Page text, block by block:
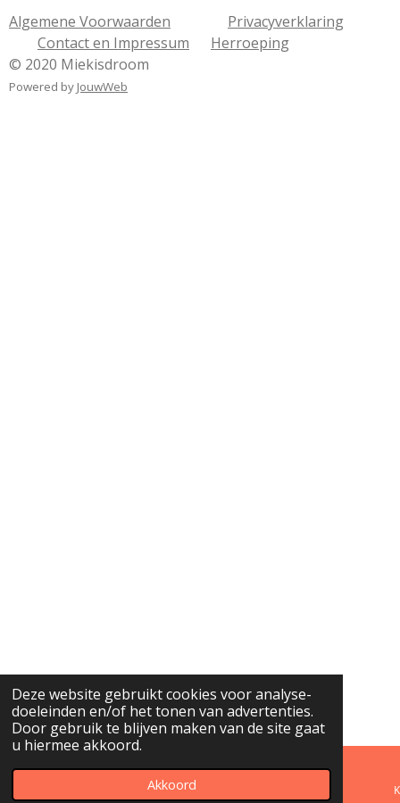
Deze website gebruikt cookies voor analyse-
doeleinden en/of het tonen van advertenties.
Door gebruik te blijven maken van de site gaat
u hiermee akkoord.
Akkoord
Algemene Voorwaarden
Privacyverklaring
Contact en Impressum
Herroeping
© 2020 Miekisdroom
Powered by JouwWeb